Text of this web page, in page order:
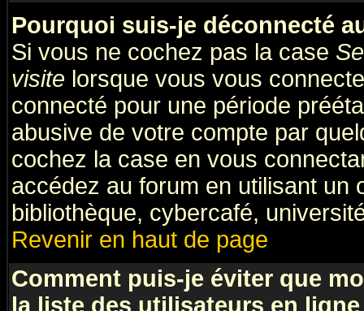
Pourquoi suis-je déconnecté
Si vous ne cochez pas la case
visite lorsque vous vous
connecté pour une période
abusive de votre compte par
cochez la case en vous
accédez au forum en utilisant un
bibliothèque, cybercafé,
Revenir en haut de page
Comment puis-je éviter que
la liste des utilisateurs en